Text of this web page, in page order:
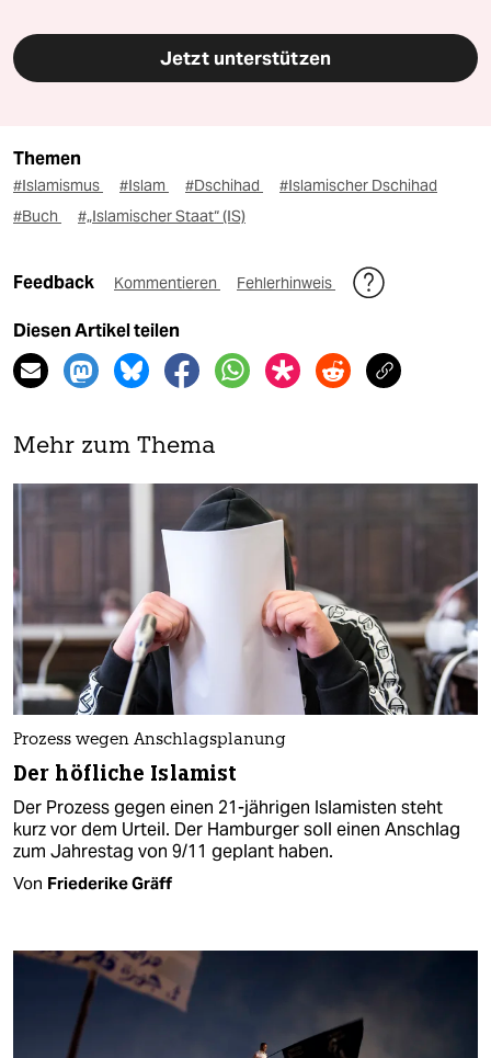
Jetzt unterstützen
Themen
#Islamismus #Islam #Dschihad
#Islamischer Dschihad
#Buch
#„Islamischer Staat“ (IS)
Feedback Kommentieren Fehlerhinweis
Diesen Artikel teilen
Mehr zum Thema
Prozess wegen Anschlagsplanung
Der höfliche Islamist
Der Prozess gegen einen 21-jährigen Islamisten steht
kurz vor dem Urteil. Der Hamburger soll einen Anschlag
zum Jahrestag von 9/11 geplant haben.
Von Friederike Gräff